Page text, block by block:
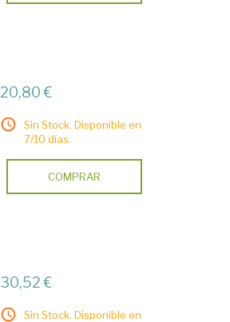
20,80 €
Sin Stock. Disponible en
7/10 días.
COMPRAR
30,52 €
Sin Stock. Disponible en